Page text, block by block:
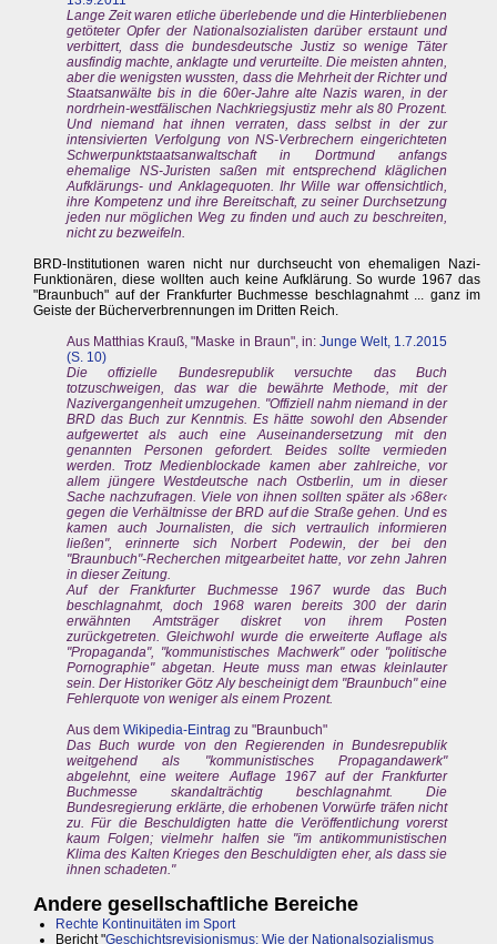
Lange Zeit waren etliche überlebende und die Hinterbliebenen
getöteter Opfer der Nationalsozialisten darüber erstaunt und
verbittert, dass die bundesdeutsche Justiz so wenige Täter
ausfindig machte, anklagte und verurteilte. Die meisten ahnten,
aber die wenigsten wussten, dass die Mehrheit der Richter und
Staatsanwälte bis in die 60er-Jahre alte Nazis waren, in der
nordrhein-westfälischen Nachkriegsjustiz mehr als 80 Prozent.
Und niemand hat ihnen verraten, dass selbst in der zur
intensivierten Verfolgung von NS-Verbrechern eingerichteten
Schwerpunktstaatsanwaltschaft in Dortmund anfangs
ehemaligeNS-Juristen saßen mit entsprechend kläglichen
Aufklärungs- und Anklagequoten. Ihr Wille war offensichtlich,
ihre Kompetenz und ihre Bereitschaft, zu seiner Durchsetzung
jeden nur möglichen Weg zu finden und auch zu beschreiten,
nicht zu bezweifeln.
BRD-Institutionen waren nicht nur durchseucht von ehemaligen Nazi-
Funktionären, diese wollten auch keine Aufklärung. So wurde 1967 das
"Braunbuch" auf der Frankfurter Buchmesse beschlagnahmt ... ganz im
Geiste der Bücherverbrennungen im Dritten Reich.
Aus Matthias Krauß, "Maske in Braun", in: Junge Welt, 1.7.2015
(S. 10)
Die offizielle Bundesrepublik versuchte das Buch
totzuschweigen, das war die bewährte Methode, mit der
Nazivergangenheit umzugehen. "Offiziell nahm niemand in der
BRD das Buch zur Kenntnis. Es hätte sowohl den Absender
aufgewertet als auch eine Auseinandersetzung mit den
genannten Personen gefordert. Beides sollte vermieden
werden. Trotz Medienblockade kamen aber zahlreiche, vor
allem jüngere Westdeutsche nach Ostberlin, um in dieser
Sache nachzufragen. Viele von ihnen sollten später als ›68er‹
gegen die Verhältnisse der BRD auf die Straße gehen. Und es
kamen auch Journalisten, die sich vertraulich informieren
ließen", erinnerte sich Norbert Podewin, der bei den
"Braunbuch"-Recherchen mitgearbeitet hatte, vor zehn Jahren
in dieser Zeitung.
Auf der Frankfurter Buchmesse 1967 wurde das Buch
beschlagnahmt, doch 1968 waren bereits 300 der darin
erwähnten Amtsträger diskret von ihrem Posten
zurückgetreten. Gleichwohl wurde die erweiterte Auflage als
"Propaganda", "kommunistisches Machwerk" oder "politische
Pornographie" abgetan. Heute muss man etwas kleinlauter
sein. Der Historiker Götz Aly bescheinigt dem "Braunbuch" eine
Fehlerquote von weniger als einem Prozent.
Aus dem Wikipedia-Eintrag zu "Braunbuch"
Das Buch wurde von den Regierenden in Bundesrepublik
weitgehend als "kommunistisches Propagandawerk"
abgelehnt, eine weitere Auflage 1967 auf der Frankfurter
Buchmesse skandalträchtig beschlagnahmt. Die
Bundesregierung erklärte, die erhobenen Vorwürfe träfen nicht
zu. Für die Beschuldigten hatte die Veröffentlichung vorerst
kaum Folgen; vielmehr halfen sie "im antikommunistischen
Klima des Kalten Krieges den Beschuldigten eher, als dass sie
ihnen schadeten."
Andere gesellschaftliche Bereiche
Rechte Kontinuitäten im Sport
Bericht "Geschichtsrevisionismus: Wie der Nationalsozialismus